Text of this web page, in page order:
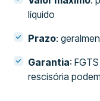
líquido
Prazo:
Garantia:
rescisória